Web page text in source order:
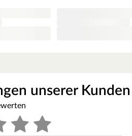
Stab-Optik einen natürlichen und
Bodenbelag erzielt aufgrund
die sich vom Original
unserer Kunden